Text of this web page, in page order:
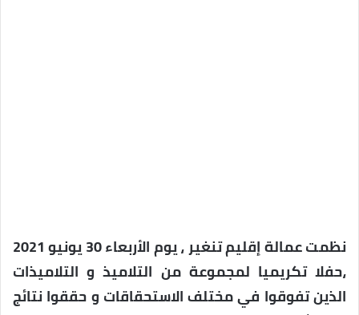
نظمت عمالة إقليم تنغير ، يوم الأربعاء 30 يونيو 2021
،حفلا تكريميا لمجموعة من التلاميذ و التلاميذات
الذين تفوقوا في مختلف الاستحقاقات و حققوا نتائج